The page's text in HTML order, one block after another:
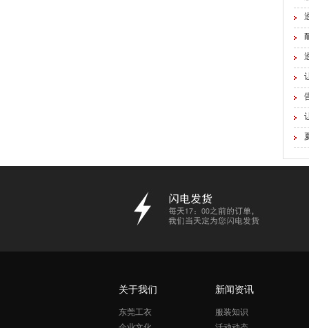
关于我们
东莞工衣
新闻资讯
服装知识